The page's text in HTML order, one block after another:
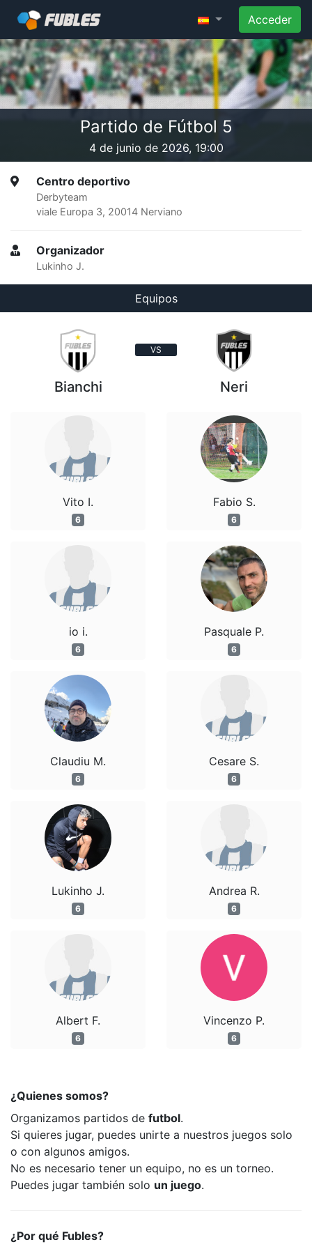
Acceder
Partido de Fútbol 5
4 de junio de 2026, 19:00
Centro deportivo
Derbyteam
viale Europa 3, 20014 Nerviano
Organizador
Lukinho J.
Equipos
VS
Bianchi
Vito I.
6
io i.
6
Claudiu M.
6
Lukinho J.
6
Albert F.
6
Neri
Fabio S.
6
Pasquale P.
6
Cesare S.
6
Andrea R.
6
Vincenzo P.
6
¿Quienes somos?
Organizamos partidos de futbol.
Si quieres jugar, puedes unirte a nuestros juegos solo
o con algunos amigos.
No es necesario tener un equipo, no es un torneo.
Puedes jugar también solo un juego.
¿Por qué Fubles?